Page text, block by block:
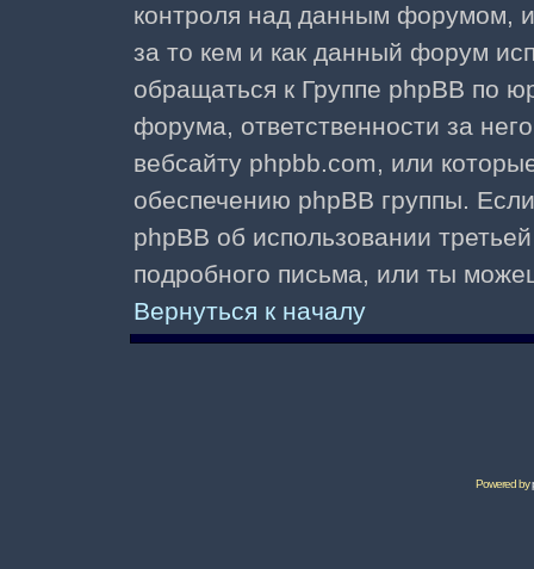
контроля над данным форумом,
за то кем и как данный форум
обращаться к Группе phpBB по
форума, ответственности за
вебсайту phpbb.com, или
обеспечению phpBB группы.
phpBB об использовании
подробного письма, или ты
Вернуться к началу
Powered by